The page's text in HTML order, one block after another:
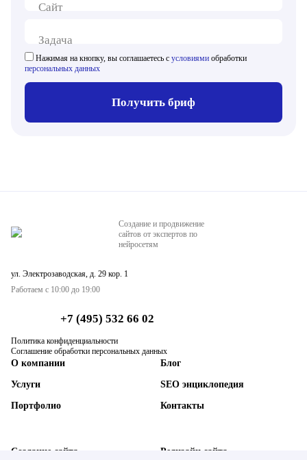
Сайт
Задача
Нажимая на кнопку, вы соглашаетесь с условиями обработки
персональных данных
Получить бриф
Создание и продвижение
сайтов от экспертов по
нейросетям
ул. Электрозаводская, д. 29 кор. 1
Работаем с 10:00 до 19:00
+7 (495) 532 66 02
Политика конфиденциальности
Соглашение обработки персональных данных
О компании
Услуги
Портфолио
Блог
SEO энциклопедия
Контакты
Создание сайта Редизайн сайта